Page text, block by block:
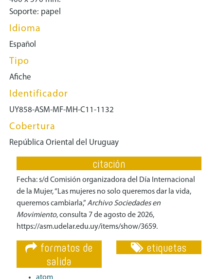
Soporte: papel
Idioma
Español
Tipo
Afiche
Identificador
UY858-ASM-MF-MH-C11-1132
Cobertura
República Oriental del Uruguay
citación
Fecha: s/d Comisión organizadora del Día Internacional
de la Mujer, “Las mujeres no solo queremos dar la vida,
queremos cambiarla,”Archivo Sociedades en
Movimiento, consulta 7 de agosto de 2026,
https://asm.udelar.edu.uy/items/show/3659.
formatos de
salida
etiquetas